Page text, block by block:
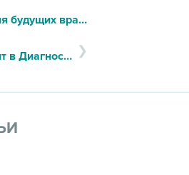
Ярмарка вакансий для будущих врачей
Ознакомительный визит в Диагностический центр